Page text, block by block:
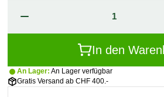
In den
An Lager: An Lager verfügbar
Gratis Versand ab CHF 400.-